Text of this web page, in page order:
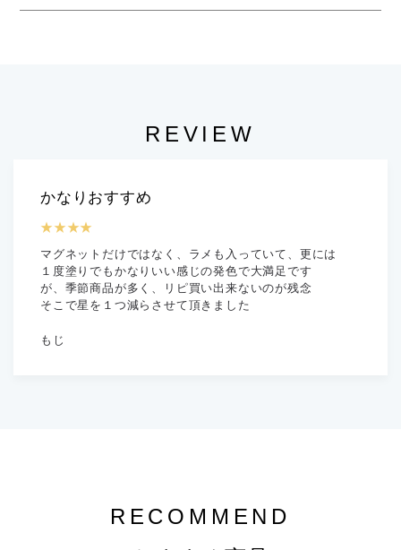
REVIEW
かなりおすすめ
★★★★
マグネットだけではなく、ラメも入っていて、更には
１度塗りでもかなりいい感じの発色で大満足です
が、季節商品が多く、リピ買い出来ないのが残念
そこで星を１つ減らさせて頂きました
もじ
RECOMMEND